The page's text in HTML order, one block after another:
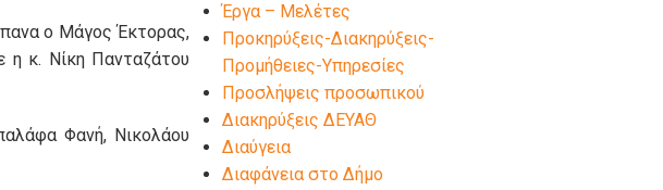
ο Μάγος Έκτορας,
η κ. Νίκη Πανταζάτου
Φανή, Νικολάου
Έργα – Μελέτες
Προκηρύξεις-Διακηρύξεις-
Προμήθειες-Υπηρεσίες
Προσλήψεις προσωπικού
Διακηρύξεις ΔΕΥΑΘ
Διαύγεια
Διαφάνεια στο Δήμο